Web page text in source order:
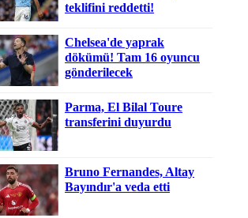
teklifini reddetti!
Chelsea'de yaprak
dökümü! Tam 16 oyuncu
gönderilecek
Parma, El Bilal Toure
transferini duyurdu
Bruno Fernandes, Altay
Bayındır'a veda etti